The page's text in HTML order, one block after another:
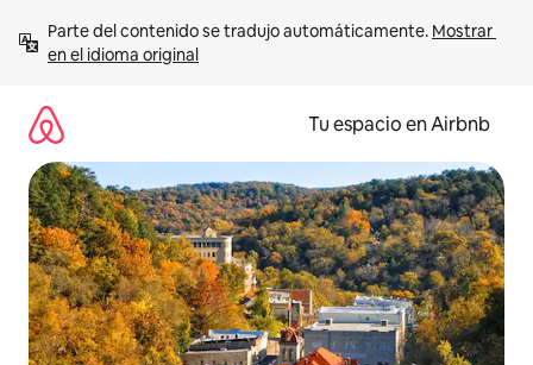
contenido
Parte del contenido se tradujo automáticamente. Mostrar
en el idioma original
Tu espacio en Airbnb